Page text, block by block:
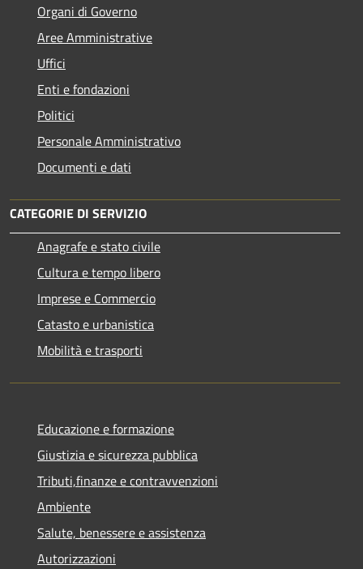
Organi di Governo
Aree Amministrative
Uffici
Enti e fondazioni
Politici
Personale Amministrativo
Documenti e dati
CATEGORIE DI SERVIZIO
Anagrafe e stato civile
Cultura e tempo libero
Imprese e Commercio
Catasto e urbanistica
Mobilità e trasporti
Educazione e formazione
Giustizia e sicurezza pubblica
Tributi,finanze e contravvenzioni
Ambiente
Salute, benessere e assistenza
Autorizzazioni